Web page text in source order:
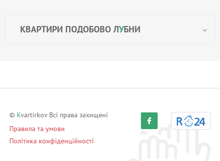
КВАРТИРИ ПОДОБОВО ЛУБНИ
© Kvartirkov Всі права захищені
Правила та умови
Політика конфіденційності